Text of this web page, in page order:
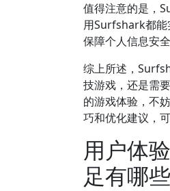
值得注意的是，
用Surfshark都能
保障个人信息安
综上所述，
技游戏，还是需
的游戏体验，不
巧和优化建议，
用户体
足有哪